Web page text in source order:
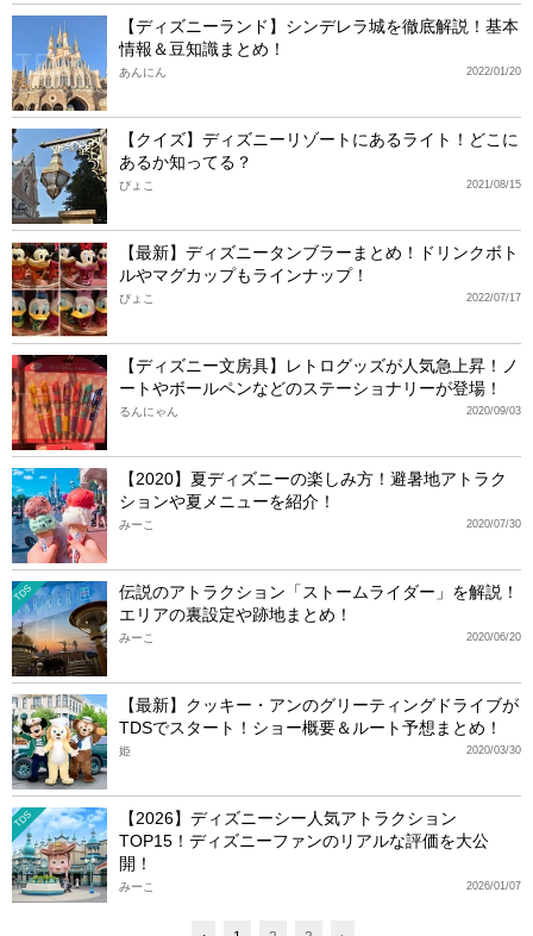
【ディズニーランド】シンデレラ城を徹底解説！基本
情報＆豆知識まとめ！
2022/01/20
あんにん
【クイズ】ディズニーリゾートにあるライト！どこに
あるか知ってる？
2021/08/15
ぴょこ
【最新】ディズニータンブラーまとめ！ドリンクボト
ルやマグカップもラインナップ！
2022/07/17
ぴょこ
【ディズニー文房具】レトログッズが人気急上昇！ノ
ートやボールペンなどのステーショナリーが登場！
2020/09/03
るんにゃん
【2020】夏ディズニーの楽しみ方！避暑地アトラク
ションや夏メニューを紹介！
2020/07/30
みーこ
TDS
伝説のアトラクション「ストームライダー」を解説！
エリアの裏設定や跡地まとめ！
2020/06/20
みーこ
【最新】クッキー・アンのグリーティングドライブが
TDSでスタート！ショー概要＆ルート予想まとめ！
2020/03/30
姫
TDS
【2026】ディズニーシー人気アトラクション
TOP15！ディズニーファンのリアルな評価を大公
開！
2026/01/07
みーこ